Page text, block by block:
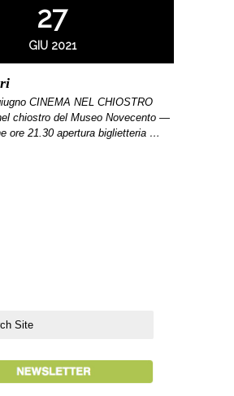
27
GIU 2021
CINEMA NEL CHIOSTRO
chiostro del Museo Novecento —
ore 21.30 apertura biglietteria …